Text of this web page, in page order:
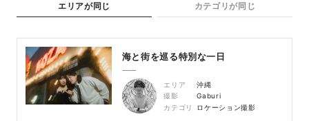
エリアが同じ カテゴリが同じ
海と街を巡る特別な一日
エリア
沖縄
撮影
Gaburi
カテゴリ
ロケーション撮影